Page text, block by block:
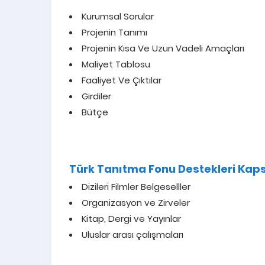
Kurumsal Sorular
Projenin Tanımı
Projenin Kısa Ve Uzun Vadeli Amaçları
Maliyet Tablosu
Faaliyet Ve Çıktılar
Girdiler
Bütçe
Türk Tanıtma Fonu Destekleri
Dizileri Filmler Belgeselller
Organizasyon ve Zirveler
Kitap, Dergi ve Yayınlar
Uluslar arası çalışmaları